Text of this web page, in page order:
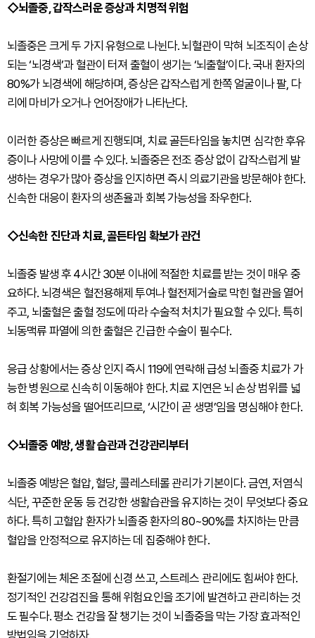
◇뇌졸중, 갑작스러운 증상과 치명적 위험
뇌졸중은 크게 두 가지 유형으로 나뉜다. 뇌혈관이 막혀 뇌조직이 손상
되는 ‘뇌경색’과 혈관이 터져 출혈이 생기는 ‘뇌출혈’이다. 국내 환자의
80%가 뇌경색에 해당하며, 증상은 갑작스럽게 한쪽 얼굴이나 팔, 다
리에 마비가 오거나 언어장애가 나타난다.
이러한 증상은 빠르게 진행되며, 치료 골든타임을 놓치면 심각한 후유
증이나 사망에 이를 수 있다. 뇌졸중은 전조 증상 없이 갑작스럽게 발
생하는 경우가 많아 증상을 인지하면 즉시 의료기관을 방문해야 한다.
신속한 대응이 환자의 생존율과 회복 가능성을 좌우한다.
◇신속한 진단과 치료, 골든타임 확보가 관건
뇌졸중 발생 후 4시간 30분 이내에 적절한 치료를 받는 것이 매우 중
요하다. 뇌경색은 혈전용해제 투여나 혈전제거술로 막힌 혈관을 열어
주고, 뇌출혈은 출혈 정도에 따라 수술적 처치가 필요할 수 있다. 특히
뇌동맥류 파열에 의한 출혈은 긴급한 수술이 필수다.
응급 상황에서는 증상 인지 즉시 119에 연락해 급성 뇌졸중 치료가 가
능한 병원으로 신속히 이동해야 한다. 치료 지연은 뇌 손상 범위를 넓
혀 회복 가능성을 떨어뜨리므로, ‘시간이 곧 생명’임을 명심해야 한다.
◇뇌졸중 예방, 생활 습관과 건강관리부터
뇌졸중 예방은 혈압, 혈당, 콜레스테롤 관리가 기본이다. 금연, 저염식
식단, 꾸준한 운동 등 건강한 생활습관을 유지하는 것이 무엇보다 중요
하다. 특히 고혈압 환자가 뇌졸중 환자의 80~90%를 차지하는 만큼
혈압을 안정적으로 유지하는 데 집중해야 한다.
환절기에는 체온 조절에 신경 쓰고, 스트레스 관리에도 힘써야 한다.
정기적인 건강검진을 통해 위험요인을 조기에 발견하고 관리하는 것
도 필수다. 평소 건강을 잘 챙기는 것이 뇌졸중을 막는 가장 효과적인